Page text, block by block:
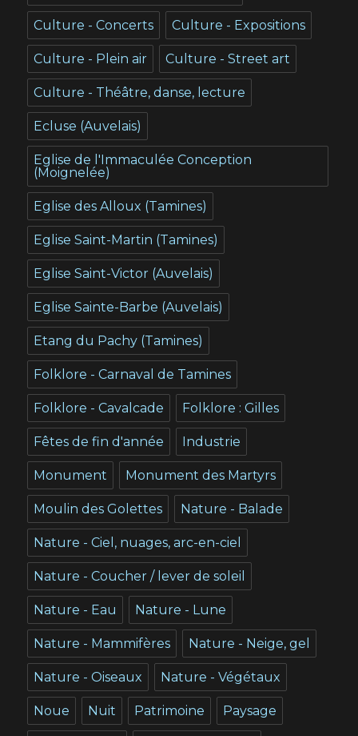
Culture - Concerts Culture - Expositions
Culture - Plein air Culture - Street art
Culture - Théâtre, danse, lecture
Ecluse (Auvelais)
Eglise de l'Immaculée Conception
(Moignelée)
Eglise des Alloux (Tamines)
Eglise Saint-Martin (Tamines)
Eglise Saint-Victor (Auvelais)
Eglise Sainte-Barbe (Auvelais)
Etang du Pachy (Tamines)
Folklore - Carnaval de Tamines
Folklore - Cavalcade Folklore : Gilles
Fêtes de fin d'année Industrie
Monument Monument des Martyrs
Moulin des Golettes Nature - Balade
Nature - Ciel, nuages, arc-en-ciel
Nature - Coucher / lever de soleil
Nature - Eau Nature - Lune
Nature - Mammifères Nature - Neige, gel
Nature - Oiseaux Nature - Végétaux
Noue Nuit Patrimoine Paysage